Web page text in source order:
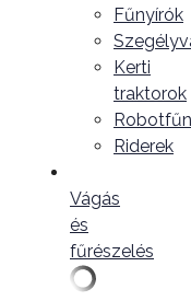
Fűnyírók
Kerti
traktorok
Riderek
Vágás
és
fűrészelés